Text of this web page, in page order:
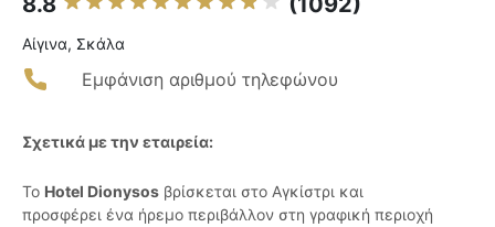
Αίγινα, Σκάλα
Εμφάνιση αριθμού τηλεφώνου
Σχετικά με την εταιρεία:
Το Hotel Dionysos βρίσκεται στο Αγκίστρι και
προσφέρει ένα ήρεμο περιβάλλον στη γραφική περιοχή